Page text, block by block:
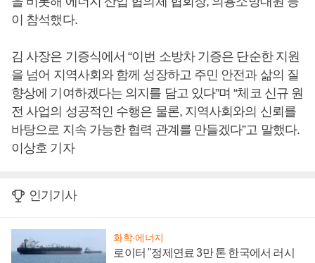
이 참석했다.
김 사장은 기증식에서 “이번 소방차 기증은 단순한 지원
을 넘어 지역사회와 함께 성장하고 주민 안전과 삶의 질
향상에 기여하겠다는 의지를 담고 있다”며 “체코 신규 원
전 사업의 성공적인 수행은 물론, 지역사회와의 신뢰를
바탕으로 지속 가능한 협력 관계를 만들겠다”고 말했다.
이상호 기자
인기기사
화학·에너지
로이터 "정제연료 3만 톤 한국에서 러시